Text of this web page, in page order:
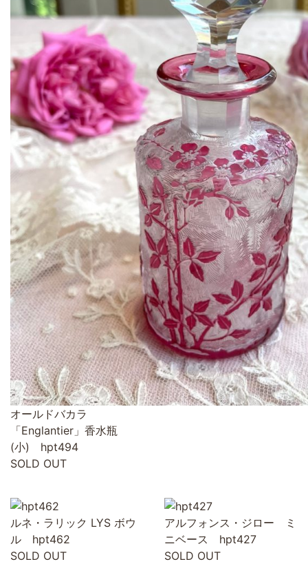
オールドバカラ
「Englantier」香水瓶
(小) hpt494
SOLD OUT
ルネ・ラリック LYS ボウ
ル hpt462
SOLD OUT
アルフォンス・ジロー ミ
ニベース hpt427
SOLD OUT